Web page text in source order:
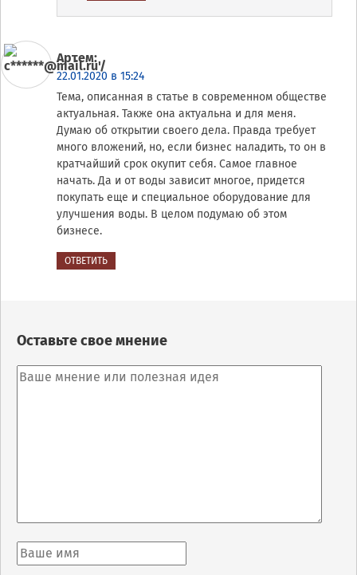
Артем:
22.01.2020 в 15:24
Тема, описанная в статье в современном обществе
актуальная. Также она актуальна и для меня.
Думаю об открытии своего дела. Правда требует
много вложений, но, если бизнес наладить, то он в
кратчайший срок окупит себя. Самое главное
начать. Да и от воды зависит многое, придется
покупать еще и специальное оборудование для
улучшения воды. В целом подумаю об этом
бизнесе.
ОТВЕТИТЬ
Оставьте свое мнение